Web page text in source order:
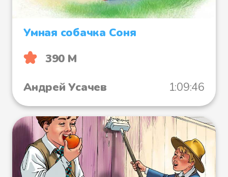
Умная собачка Соня
390 М
Андрей Усачев
1:09:46